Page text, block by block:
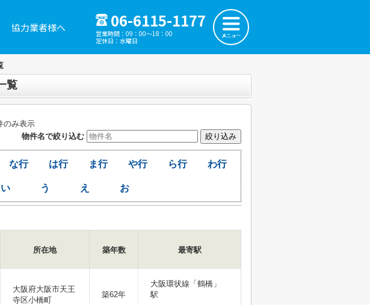
協力業者様へ 06-6115-1177
営業時間：09：00～18：00
定休日：水曜日
覧
のみ表示
物件名で絞り込む
な行 は行 ま行 や行 ら行 わ行
い う え お
所在地 築年数 最寄駅
大阪府大阪市天王
寺区小橋町
築62年
大阪環状線「鶴橋」
駅